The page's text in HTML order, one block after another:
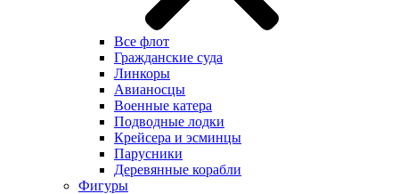
Все флот
Гражданские суда
Линкоры
Авианосцы
Военные катера
Подводные лодки
Крейсера и эсминцы
Парусники
Деревянные корабли
Фигуры